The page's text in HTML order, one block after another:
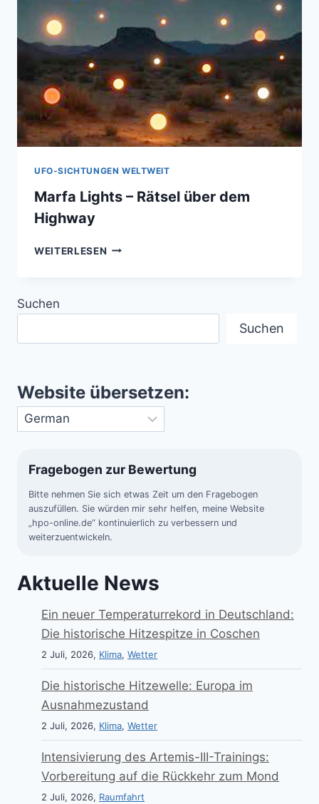
UFO-SICHTUNGEN WELTWEIT
Marfa Lights – Rätsel über dem
Highway
WEITERLESEN MARFA
Suchen
Suchen
Website übersetzen:
Fragebogen zur Bewertung
Bitte nehmen Sie sich etwas Zeit um den Fragebogen
auszufüllen. Sie würden mir sehr helfen, meine Website
„hpo-online.de“ kontinuierlich zu verbessern und
weiterzuentwickeln.
Aktuelle News
Ein neuer Temperaturrekord in Deutschland:
Die historische Hitzespitze in Coschen
2 Juli, 2026, Klima, Wetter
Die historische Hitzewelle: Europa im
Ausnahmezustand
2 Juli, 2026, Klima, Wetter
Intensivierung des Artemis-III-Trainings:
Vorbereitung auf die Rückkehr zum Mond
2 Juli, 2026, Raumfahrt